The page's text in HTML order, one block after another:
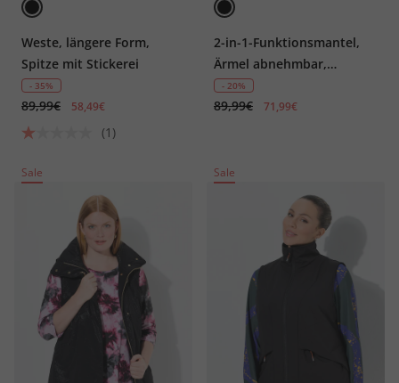
Weste, längere Form,
Spitze mit Stickerei
- 35%
89,99€ 58,49€
(1)
2-in-1-Funktionsmantel,
Ärmel abnehmbar,
Zipptaschen
- 20%
89,99€ 71,99€
Sale Sale